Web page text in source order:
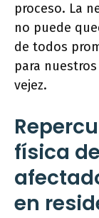
proceso. La
no puede
de todos
para
vejez.
física
en